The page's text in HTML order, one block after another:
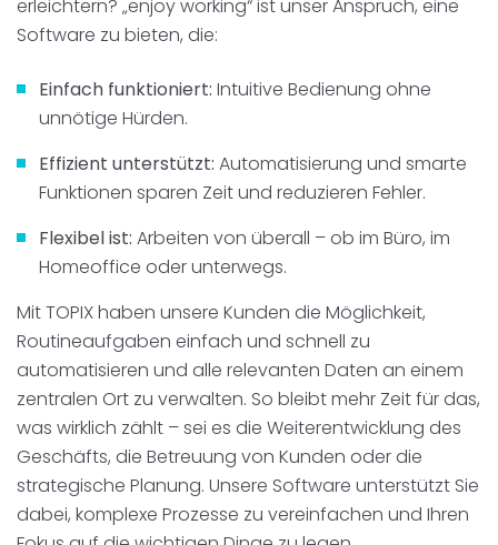
erleichtern? „enjoy working“ ist unser Anspruch, eine
Software zu bieten, die:
Einfach funktioniert: Intuitive Bedienung ohne
unnötige Hürden.
Effizient unterstützt: Automatisierung und smarte
Funktionen sparen Zeit und reduzieren Fehler.
Flexibel ist: Arbeiten von überall – ob im Büro, im
Homeoffice oder unterwegs.
Mit TOPIX haben unsere Kunden die Möglichkeit,
Routineaufgaben einfach und schnell zu
automatisieren und alle relevanten Daten an einem
zentralen Ort zu verwalten. So bleibt mehr Zeit für das,
was wirklich zählt – sei es die Weiterentwicklung des
Geschäfts, die Betreuung von Kunden oder die
strategische Planung. Unsere Software unterstützt Sie
dabei, komplexe Prozesse zu vereinfachen und Ihren